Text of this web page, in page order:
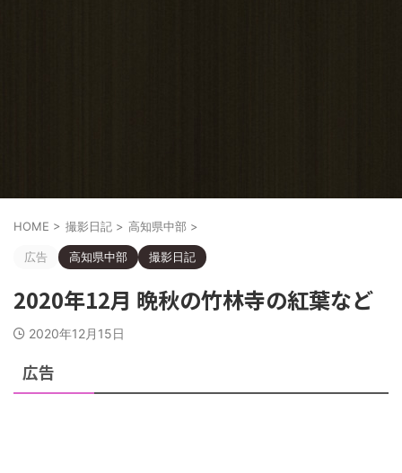
HOME > 撮影日記 > 高知県中部 >
広告 高知県中部 撮影日記
2020年12月 晩秋の竹林寺の紅葉など
2020年12月15日
広告